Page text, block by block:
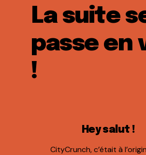
La suite
passe en
!
Hey salut !
CityCrunch, c’était à